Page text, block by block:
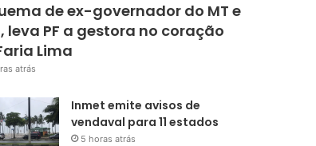
de ex-governador do MT e
leva PF a gestora no coração
Lima
atrás
Inmet emite avisos de
vendaval para 11 estados
5 horas atrás